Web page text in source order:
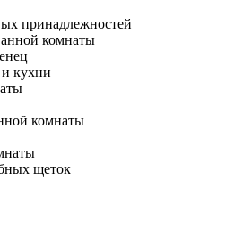
принадлежностей
комнаты
кухни
комнаты
щеток